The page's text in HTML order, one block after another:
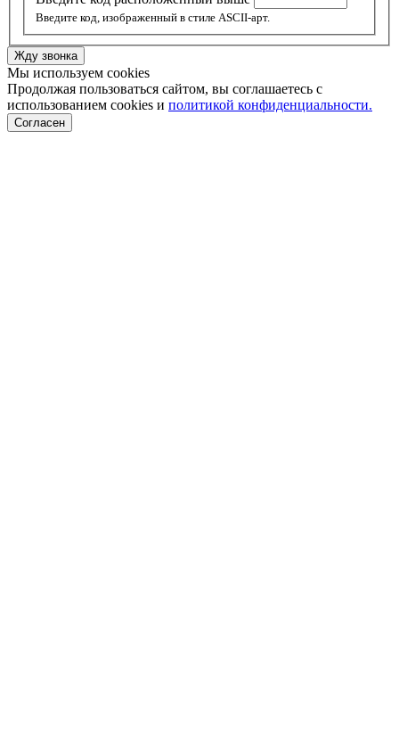
Введите код, изображенный в стиле ASCII-арт.
Жду звонка
Мы используем cookies
Продолжая пользоваться сайтом, вы соглашаетесь с
использованием cookies и политикой конфиденциальности.
Согласен